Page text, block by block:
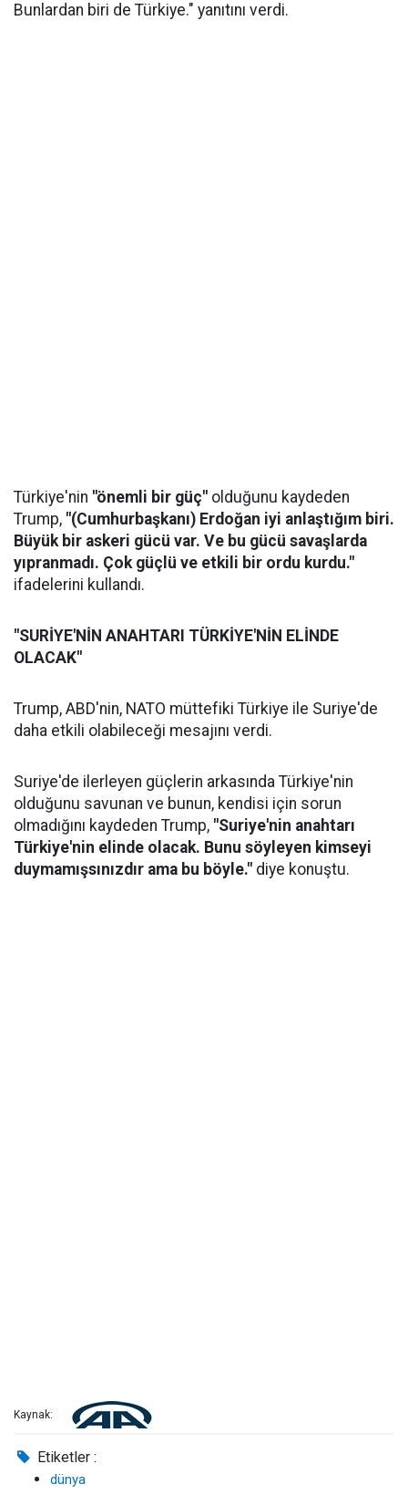
Bunlardan biri de Türkiye." yanıtını verdi.
Türkiye'nin "önemli bir güç" olduğunu kaydeden
Trump, "(Cumhurbaşkanı) Erdoğan iyi anlaştığım biri.
Büyük bir askeri gücü var. Ve bu gücü savaşlarda
yıpranmadı. Çok güçlü ve etkili bir ordu kurdu."
ifadelerini kullandı.
"SURİYE'NİN ANAHTARI TÜRKİYE'NİN ELİNDE
OLACAK"
Trump, ABD'nin, NATO müttefiki Türkiye ile Suriye'de
daha etkili olabileceği mesajını verdi.
Suriye'de ilerleyen güçlerin arkasında Türkiye'nin
olduğunu savunan ve bunun, kendisi için sorun
olmadığını kaydeden Trump, "Suriye'nin anahtarı
Türkiye'nin elinde olacak. Bunu söyleyen kimseyi
duymamışsınızdır ama bu böyle." diye konuştu.
Kaynak:
Etiketler :
dünya